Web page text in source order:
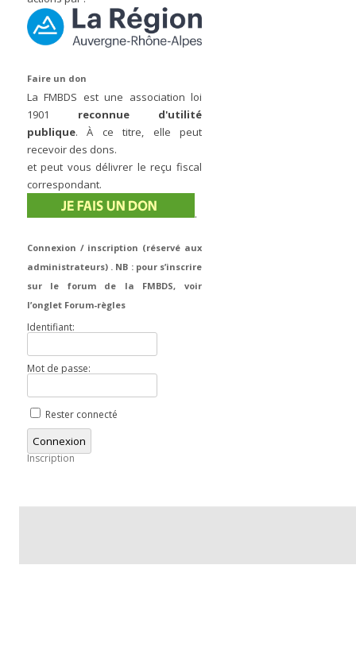
Faire un don
La FMBDS est une association loi
1901 reconnue d'utilité
publique. À ce titre, elle peut
recevoir des dons.
et peut vous délivrer le reçu fiscal
correspondant.
.
Connexion / inscription (réservé aux
administrateurs) . NB : pour s’inscrire
sur le forum de la FMBDS, voir
l’onglet Forum-règles
Identifiant:
Mot de passe:
Rester connecté
Connexion
Inscription